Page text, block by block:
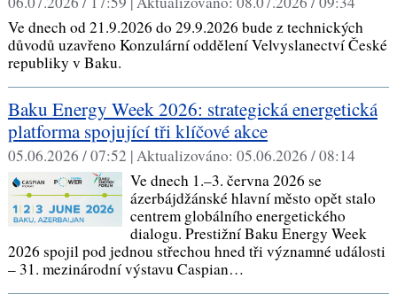
Ve dnech od 21.9.2026 do 29.9.2026 bude z technických
důvodů uzavřeno Konzulární oddělení Velvyslanectví České
republiky v Baku.
Baku Energy Week 2026: strategická energetická
platforma spojující tři klíčové akce
05.06.2026 / 07:52 |Aktualizováno: 05.06.2026 / 08:14
Ve dnech 1.–3. června 2026 se
ázerbájdžánské hlavní město opět stalo
centrem globálního energetického
dialogu. Prestižní Baku Energy Week
2026 spojil pod jednou střechou hned tři významné události
– 31. mezinárodní výstavu Caspian…